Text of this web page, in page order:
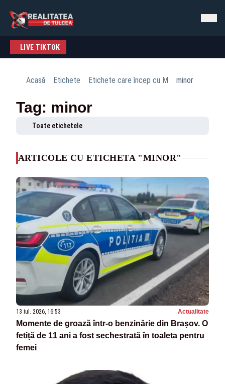
LIVE TIKTOK
Acasă Etichete Etichete care încep cu M minor
Tag: minor
Toate etichetele
ARTICOLE CU ETICHETA "MINOR"
13 iul. 2026, 16:53 Actualitate
Momente de groază într-o benzinărie din Brașov. O
fetiță de 11 ani a fost sechestrată în toaleta pentru
femei